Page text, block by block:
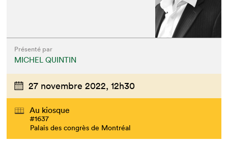
Présenté par
MICHEL QUINTIN
27 novembre 2022, 12h30
Au kiosque
#1637
Palais des congrès de Montréal